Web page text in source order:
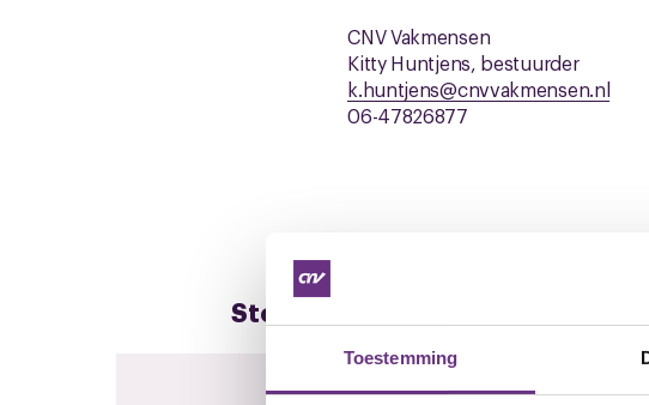
Toestemming
CNV Vakmensen
Kitty Huntjens, bestuurder
k.huntjens@cnvvakmensen.nl
06-47826877
Stel hier je vraag aan de